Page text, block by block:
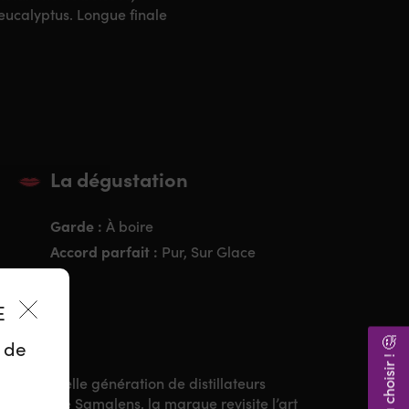
Longue finale
La dégustation
Garde : À boire
Accord parfait : Pur, Sur Glace
nouvelle génération de distillateurs
Samalens, la marque revisite l’art